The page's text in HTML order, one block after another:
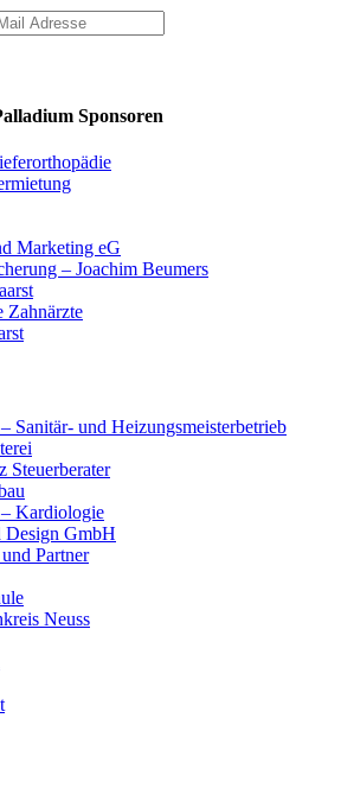
Sponsoren
Marketing eG
– Joachim Beumers
Zahnärzte
Sanitär- und Heizungsmeisterbetrieb
Steuerberater
Kardiologie
Design GmbH
Partner
Neuss